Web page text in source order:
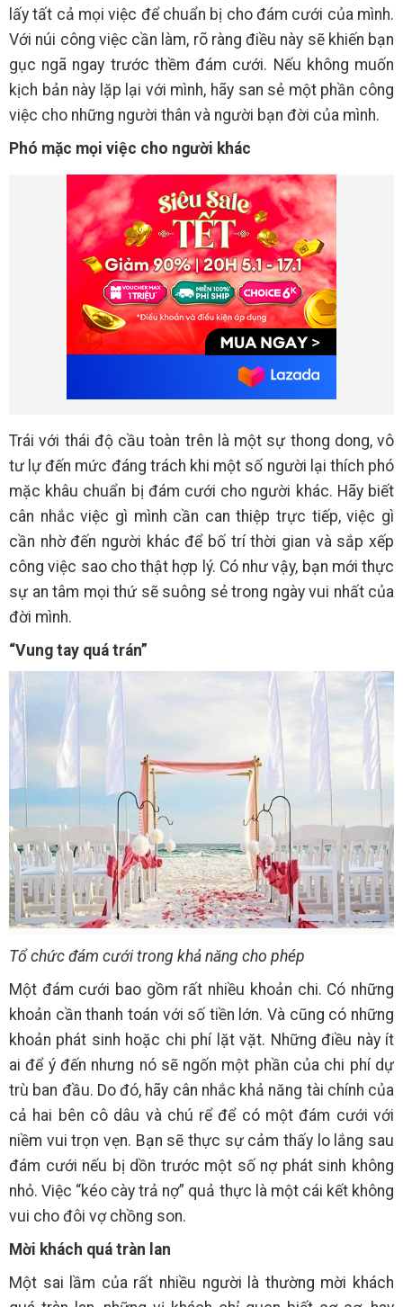
lấy tất cả mọi việc để chuẩn bị cho đám cưới của mình.
Với núi công việc cần làm, rõ ràng điều này sẽ khiến bạn
gục ngã ngay trước thềm đám cưới. Nếu không muốn
kịch bản này lặp lại với mình, hãy san sẻ một phần công
việc cho những người thân và người bạn đời của mình.
Phó mặc mọi việc cho người khác
Trái với thái độ cầu toàn trên là một sự thong dong, vô
tư lự đến mức đáng trách khi một số người lại thích phó
mặc khâu chuẩn bị đám cưới cho người khác. Hãy biết
cân nhắc việc gì mình cần can thiệp trực tiếp, việc gì
cần nhờ đến người khác để bố trí thời gian và sắp xếp
công việc sao cho thật hợp lý. Có như vậy, bạn mới thực
sự an tâm mọi thứ sẽ suông sẻ trong ngày vui nhất của
đời mình.
“Vung tay quá trán”
Tổ chức đám cưới trong khả năng cho phép
Một đám cưới bao gồm rất nhiều khoản chi. Có những
khoản cần thanh toán với số tiền lớn. Và cũng có những
khoản phát sinh hoặc chi phí lặt vặt. Những điều này ít
ai để ý đến nhưng nó sẽ ngốn một phần của chi phí dự
trù ban đầu. Do đó, hãy cân nhắc khả năng tài chính của
cả hai bên cô dâu và chú rể để có một đám cưới với
niềm vui trọn vẹn. Bạn sẽ thực sự cảm thấy lo lắng sau
đám cưới nếu bị dồn trước một số nợ phát sinh không
nhỏ. Việc “kéo cày trả nợ” quả thực là một cái kết không
vui cho đôi vợ chồng son.
Mời khách quá tràn lan
Một sai lầm của rất nhiều người là thường mời khách